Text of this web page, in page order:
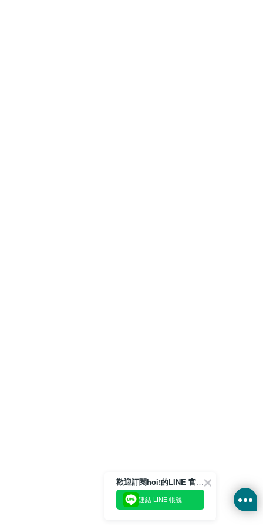
歡迎訂閱hoi!的LINE 官方帳號
連結 LINE 帳號